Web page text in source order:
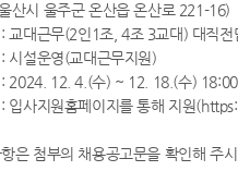
주군 온산읍 온산로 221-16)
교대근무(2인1조, 4조 3교대) 대직전
시설운영(교대근무지원)
2024. 12. 4.(수) ~ 12. 18.(수) 18:00
입사지원홈페이지를 통해 지원
은 첨부의 채용공고문을 확인해 주시